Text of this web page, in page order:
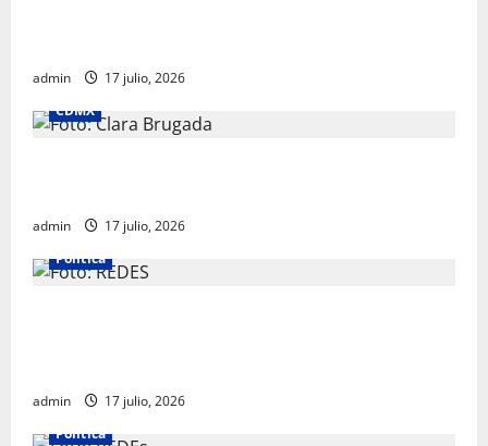
admin
17 julio, 2026
CDMX
admin
17 julio, 2026
Política
admin
17 julio, 2026
Política